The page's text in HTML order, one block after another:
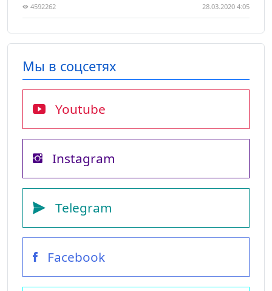
4592262 28.03.2020 4:05
Мы в соцсетях
Youtube
Instagram
Telegram
Facebook